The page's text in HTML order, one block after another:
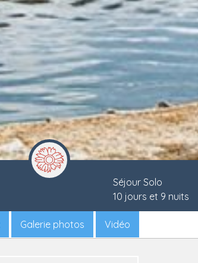
Séjour Solo
10 jours et 9 nuits
Galerie photos Vidéo